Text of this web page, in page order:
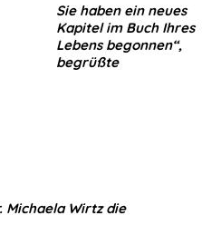
Sie haben ein neues
Kapitel im Buch Ihres
Lebens begonnen“,
begrüßte
Michaela Wirtz die